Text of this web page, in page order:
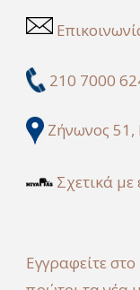
210 7000
Ζήνωνος 51,
Σχετικά με
Εγγραφείτε